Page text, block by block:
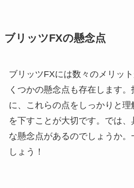
ブリッツFXの懸念点
ブリッツFXには数々のメリッ
くつかの懸念点も存在します
に、これらの点をしっかりと
を下すことが大切です。では、
な懸念点があるのでしょうか。
しょう！